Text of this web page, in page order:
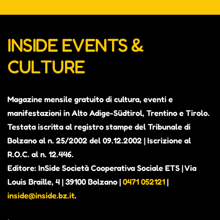
INSIDE EVENTS &
CULTURE
Magazine mensile gratuito di cultura, eventi e
manifestazioni in Alto Adige-Südtirol, Trentino e Tirolo.
Testata iscritta al registro stampe del Tribunale di
Bolzano al n. 25/2002 del 09.12.2002 | Iscrizione al
R.O.C. al n. 12.446.
Editore: InSide Società Cooperativa Sociale ETS | Via
Louis Braille, 4 | 39100 Bolzano | 0471 052121 |
inside@inside.bz.it.